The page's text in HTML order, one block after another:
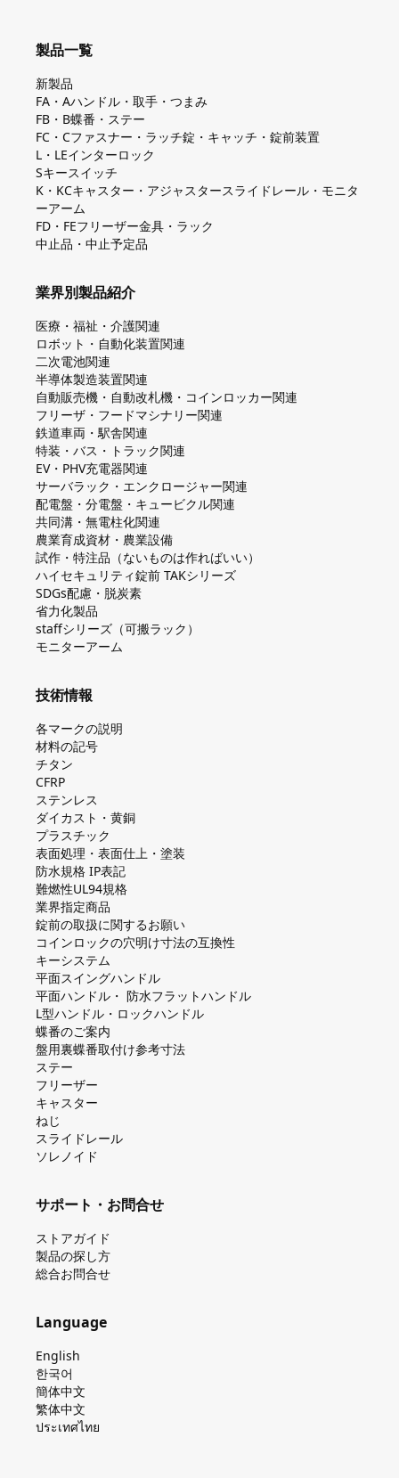
製品一覧
新製品
FA・Aハンドル・取手・つまみ
FB・B蝶番・ステー
FC・Cファスナー・ラッチ錠・キャッチ・錠前装置
L・LEインターロック
Sキースイッチ
K・KCキャスター・アジャスタースライドレール・モニタ
ーアーム
FD・FEフリーザー金具・ラック
中止品・中止予定品
業界別製品紹介
医療・福祉・介護関連
ロボット・自動化装置関連
二次電池関連
半導体製造装置関連
自動販売機・自動改札機・コインロッカー関連
フリーザ・フードマシナリー関連
鉄道車両・駅舎関連
特装・バス・トラック関連
EV・PHV充電器関連
サーバラック・エンクロージャー関連
配電盤・分電盤・キュービクル関連
共同溝・無電柱化関連
農業育成資材・農業設備
試作・特注品（ないものは作ればいい）
ハイセキュリティ錠前 TAKシリーズ
SDGs配慮・脱炭素
省力化製品
staffシリーズ（可搬ラック）
モニターアーム
技術情報
各マークの説明
材料の記号
チタン
CFRP
ステンレス
ダイカスト・⻩銅
プラスチック
表面処理・表面仕上・塗装
防⽔規格 IP表記
難燃性UL94規格
業界指定商品
錠前の取扱に関するお願い
コインロックの⽳明け⼨法の互換性
キーシステム
平⾯スイングハンドル
平⾯ハンドル・ 防⽔フラットハンドル
L型ハンドル・ロックハンドル
蝶番のご案内
盤⽤裏蝶番取付け参考⼨法
ステー
フリーザー
キャスター
ねじ
スライドレール
ソレノイド
サポート・お問合せ
ストアガイド
製品の探し⽅
総合お問合せ
Language
English
한국어
簡体中文
繁体中文
ประเทศไทย